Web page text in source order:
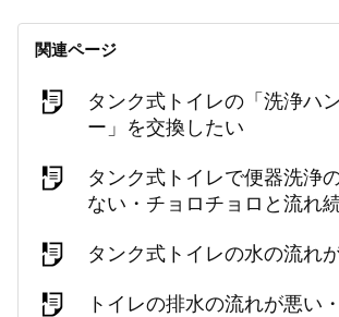
関連ページ
タンク式トイレの「洗浄ハ
ー」を交換したい
タンク式トイレで便器洗浄
ない・チョロチョロと流れ
タンク式トイレの水の流れ
トイレの排水の流れが悪い